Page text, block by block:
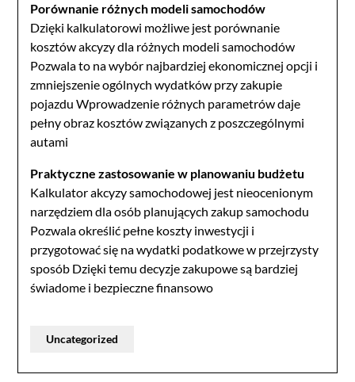
Porównanie różnych modeli samochodów
Dzięki kalkulatorowi możliwe jest porównanie
kosztów akcyzy dla różnych modeli samochodów
Pozwala to na wybór najbardziej ekonomicznej opcji i
zmniejszenie ogólnych wydatków przy zakupie
pojazdu Wprowadzenie różnych parametrów daje
pełny obraz kosztów związanych z poszczególnymi
autami
Praktyczne zastosowanie w planowaniu budżetu
Kalkulator akcyzy samochodowej jest nieocenionym
narzędziem dla osób planujących zakup samochodu
Pozwala określić pełne koszty inwestycji i
przygotować się na wydatki podatkowe w przejrzysty
sposób Dzięki temu decyzje zakupowe są bardziej
świadome i bezpieczne finansowo
Uncategorized